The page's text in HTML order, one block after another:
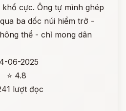
cực. Ông tự mình ghép
ba dốc núi hiểm trở -
thể - chỉ mong dân
06-2025
⭐ 4.8
lượt đọc